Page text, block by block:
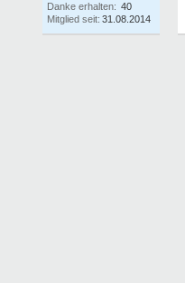
Danke erhalten: 40
Mitglied seit: 31.08.2014